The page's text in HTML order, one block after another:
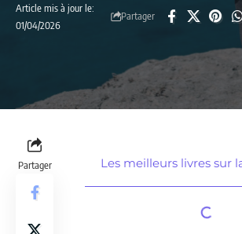
Article mis à jour le:
01/04/2026
Partager
Partager Les meilleurs livres sur